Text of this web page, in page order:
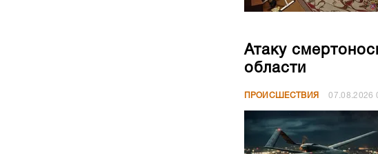
Атаку
области
ПРОИСШЕСТВИЯ 07.08.2026